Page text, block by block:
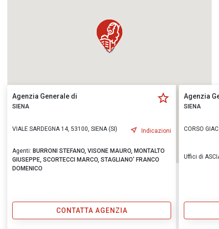
Agenzia Generale di
SIENA
VIALE SARDEGNA 14, 53100, SIENA (SI) Indicazioni
Agenti: BURRONI STEFANO, VISONE MAURO, MONTALTO
GIUSEPPE, SCORTECCI MARCO, STAGLIANO' FRANCO
DOMENICO
CONTATTA AGENZIA
Agenzia
SIENA
CORSO
Uffici di